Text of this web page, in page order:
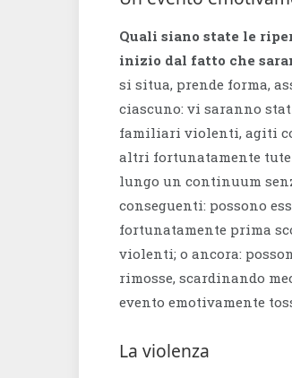
Quali siano state le
inizio dal fatto che
si situa, prende forma,
ciascuno: vi saranno
familiari violenti, agiti
altri fortunatamente
lungo un continuum
conseguenti: possono
fortunatamente prima
violenti; o ancora:
rimosse, scardinando
evento emotivamente
La violenza